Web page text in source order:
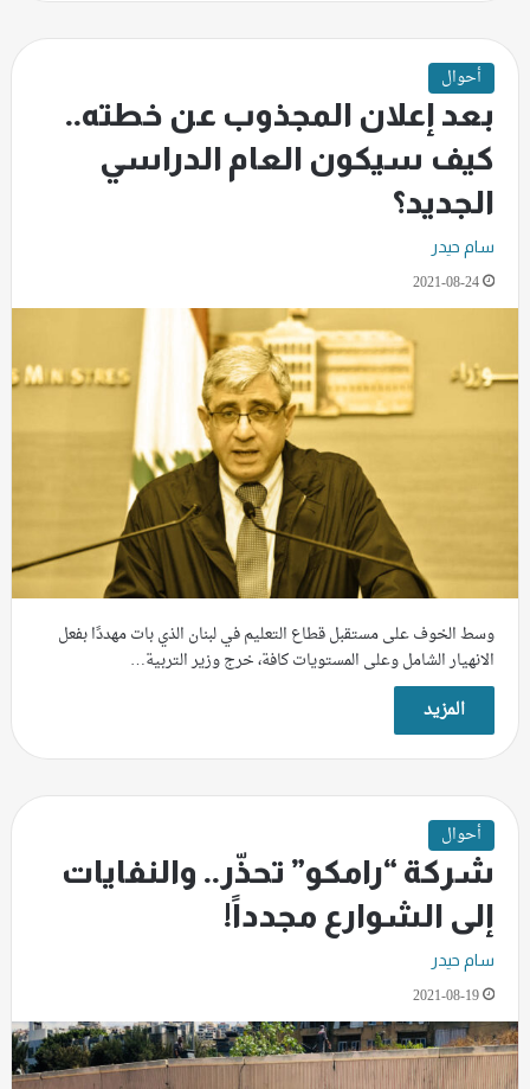
أحوال
بعد إعلان المجذوب عن خطته..
كيف سيكون العام الدراسي
الجديد؟
سام حيدر
2021-08-24
وسط الخوف على مستقبل قطاع التعليم في لبنان الذي بات مهددًا بفعل
الانهيار الشامل وعلى المستويات كافة، خرج وزير التربية…
المزيد
أحوال
شركة “رامكو” تحذّر.. والنفايات
إلى الشوارع مجدداً!
سام حيدر
2021-08-19